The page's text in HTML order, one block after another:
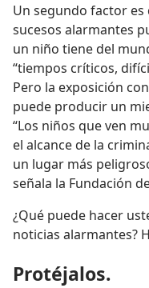
Un segundo factor
sucesos alarmantes
un niño tiene del
“tiempos críticos,
Pero la exposición
puede producir un
“Los niños que ven
el alcance de la
un lugar más
señala la Fundación
¿Qué puede hacer
noticias alarmantes?
Protéjalos.